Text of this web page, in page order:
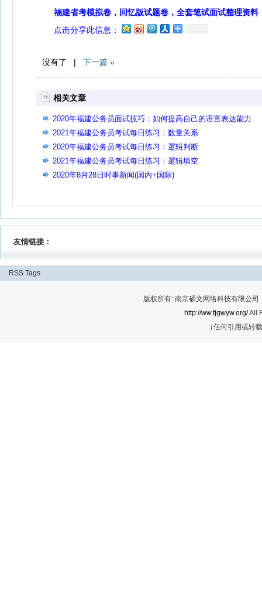
福建省考模拟卷，回忆版试题卷，全套笔试面试整理资料
点击分享此信息：
没有了 | 下一篇 »
相关文章
2020年福建公务员面试技巧：如何提高自己的语言表达能力
2021年福建公务员考试每日练习：数量关系
2020年福建公务员考试每日练习：逻辑判断
2021年福建公务员考试每日练习：逻辑填空
2020年8月28日时事新闻(国内+国际)
友情链接：
RSS Tags
版权所有: 南京硕文网络科技有限公
http://ww.fjgwyw.org/All
（任何引用或转